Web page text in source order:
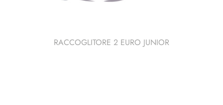
RACCOGLITORE 2 EURO JUNIOR